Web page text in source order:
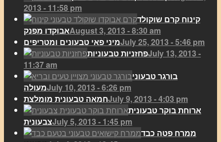
2013 - 11:58 pm
קינוח קרם שוקולד
אבוקדו מפנקAugust 3, 2013 - 8:30 am
מיני פאי טבעונים ומטריפיםJuly 25, 2013 - 5:46 pm
פחזניות טבעוניותJuly 13, 2013 -
11:37 am
בורגר טבעוני
מעולהJuly 10, 2013 - 6:26 pm
חמאה טבעונית מומלצתJuly 9, 2013 - 4:03 pm
ארוחת בוקר טבעונית
צבעוניתJuly 5, 2013 - 1:45 pm
ממרח פטה כבד